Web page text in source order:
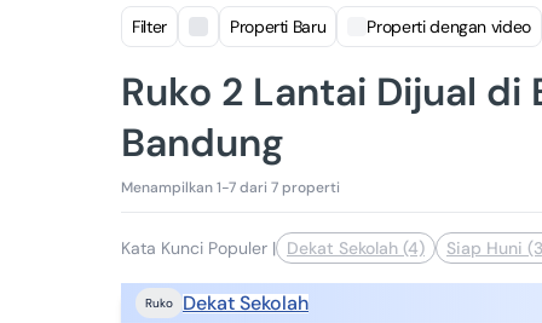
Filter Properti Baru Properti dengan video
Ruko 2 Lantai Dijual di
Bandung
Menampilkan 1-7 dari 7 properti
Kata Kunci Populer | Dekat Sekolah (4) Siap Huni
Ruko Dekat Sekolah